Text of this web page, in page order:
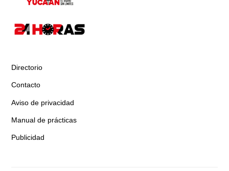
Directorio
Contacto
Aviso de privacidad
Manual de prácticas
Publicidad